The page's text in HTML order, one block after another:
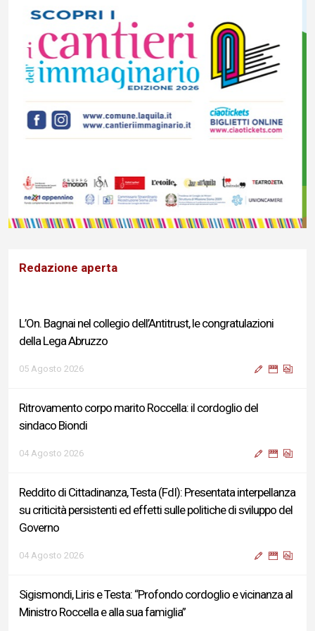
Redazione aperta
L’On. Bagnai nel collegio dell’Antitrust, le congratulazioni
della Lega Abruzzo
05 Agosto 2026
Ritrovamento corpo marito Roccella: il cordoglio del
sindaco Biondi
04 Agosto 2026
Reddito di Cittadinanza, Testa (FdI): Presentata interpellanza
su criticità persistenti ed effetti sulle politiche di sviluppo del
Governo
04 Agosto 2026
Sigismondi, Liris e Testa: “Profondo cordoglio e vicinanza al
Ministro Roccella e alla sua famiglia”